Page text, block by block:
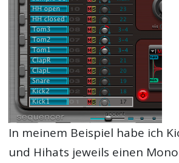
In meinem Beispiel habe ich
und Hihats jeweils einen